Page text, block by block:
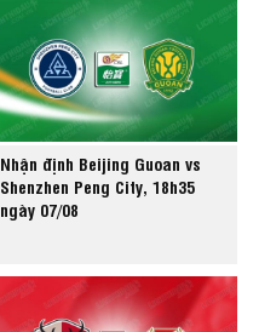
Nhận định Beijing Guoan vs
Shenzhen Peng City, 18h35
ngày 07/08